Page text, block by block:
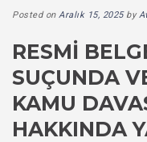
Posted on Aralık 15, 2025by
RESMI
SUÇUNDA
KAMU
HAKKINDA